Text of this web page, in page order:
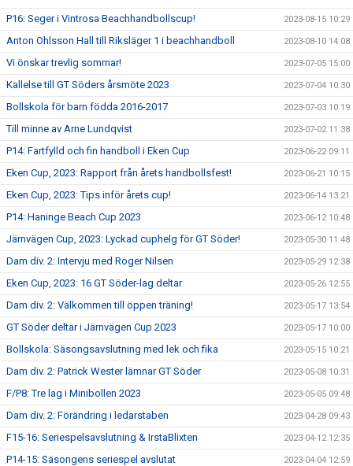
P16: Seger i Vintrosa Beachhandbollscup! 2023-08-15 10:29
Anton Ohlsson Hall till Riksläger 1 i beachhandboll 2023-08-10 14:08
Vi önskar trevlig sommar! 2023-07-05 15:00
Kallelse till GT Söders årsmöte 2023 2023-07-04 10:30
Bollskola för barn födda 2016-2017 2023-07-03 10:19
Till minne av Arne Lundqvist 2023-07-02 11:38
P14: Fartfylld och fin handboll i Eken Cup 2023-06-22 09:11
Eken Cup, 2023: Rapport från årets handbollsfest! 2023-06-21 10:15
Eken Cup, 2023: Tips inför årets cup! 2023-06-14 13:21
P14: Haninge Beach Cup 2023 2023-06-12 10:48
Järnvägen Cup, 2023: Lyckad cuphelg för GT Söder! 2023-05-30 11:48
Dam div. 2: Intervju med Roger Nilsen 2023-05-29 12:38
Eken Cup, 2023: 16 GT Söder-lag deltar 2023-05-26 12:55
Dam div. 2: Välkommen till öppen träning! 2023-05-17 13:54
GT Söder deltar i Järnvägen Cup 2023 2023-05-17 10:00
Bollskola: Säsongsavslutning med lek och fika 2023-05-15 10:21
Dam div. 2: Patrick Wester lämnar GT Söder 2023-05-08 10:31
F/P8: Tre lag i Minibollen 2023 2023-05-05 09:48
Dam div. 2: Förändring i ledarstaben 2023-04-28 09:43
F15-16: Seriespelsavslutning & IrstaBlixten 2023-04-12 12:35
P14-15: Säsongens seriespel avslutat 2023-04-04 12:59